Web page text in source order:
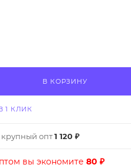
В КОРЗИНУ
1 КЛИК
крупный опт1 120 ₽
вы экономите 80 ₽